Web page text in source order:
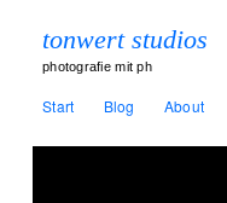
tonwert studios
photografie mit ph
Start Blog About